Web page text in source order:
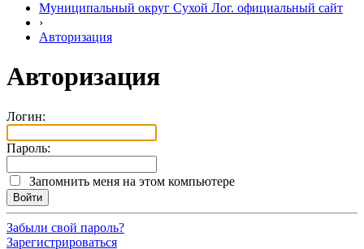
Муниципальный округ Сухой Лог. официальный сайт
›
Авторизация
Авторизация
Логин:
Пароль:
Запомнить меня на этом компьютере
Забыли свой пароль?
Зарегистрироваться